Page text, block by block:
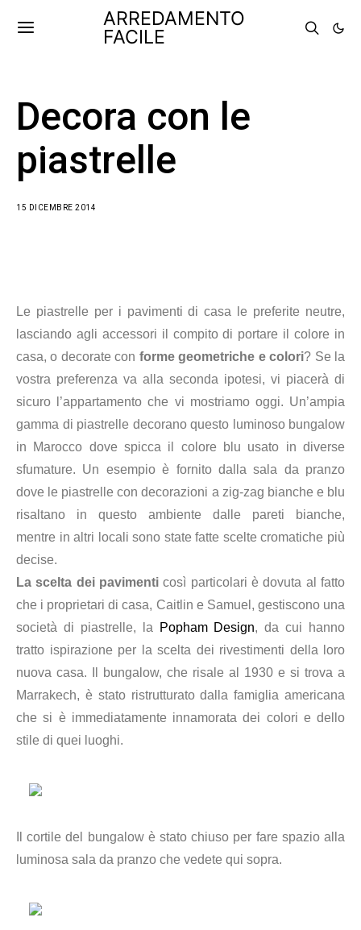
ARREDAMENTO
FACILE
Decora con le
piastrelle
15 DICEMBRE 2014
Le piastrelle per i pavimenti di casa le preferite neutre,
lasciando agli accessori il compito di portare il colore in
casa, o decorate con forme geometriche e colori? Se la
vostra preferenza va alla seconda ipotesi, vi piacerà di
sicuro l’appartamento che vi mostriamo oggi. Un’ampia
gamma di piastrelle decorano questo luminoso bungalow
in Marocco dove spicca il colore blu usato in diverse
sfumature. Un esempio è fornito dalla sala da pranzo
dove le piastrelle con decorazioni a zig-zag bianche e blu
risaltano in questo ambiente dalle pareti bianche,
mentre in altri locali sono state fatte scelte cromatiche più
decise.
La scelta dei pavimenti così particolari è dovuta al fatto
che i proprietari di casa, Caitlin e Samuel, gestiscono una
società di piastrelle, la
Popham Design, da cui hanno
tratto ispirazione per la scelta dei rivestimenti della loro
nuova casa. Il bungalow, che risale al 1930 e si trova a
Marrakech, è stato ristrutturato dalla famiglia americana
che si è immediatamente innamorata dei colori e dello
stile di quei luoghi.
Il cortile del bungalow è stato chiuso per fare spazio alla
luminosa sala da pranzo che vedete qui sopra.